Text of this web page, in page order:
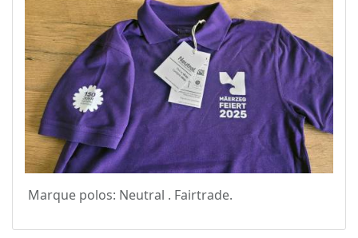
Marque polos: Neutral . Fairtrade.